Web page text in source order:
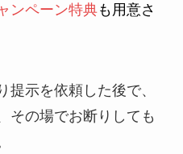
ンペーン特典も用意さ
提示を依頼した後で、
その場でお断りしても